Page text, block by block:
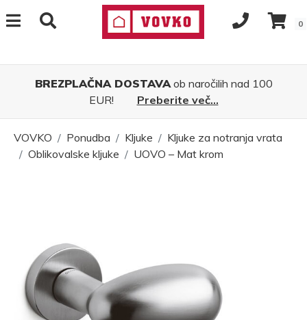
0
BREZPLAČNA DOSTAVAob naročilih nad 100
EUR!
Preberite več...
VOVKO Ponudba Kljuke
Kljuke za notranja vrata
Oblikovalske kljuke
UOVO – Mat krom